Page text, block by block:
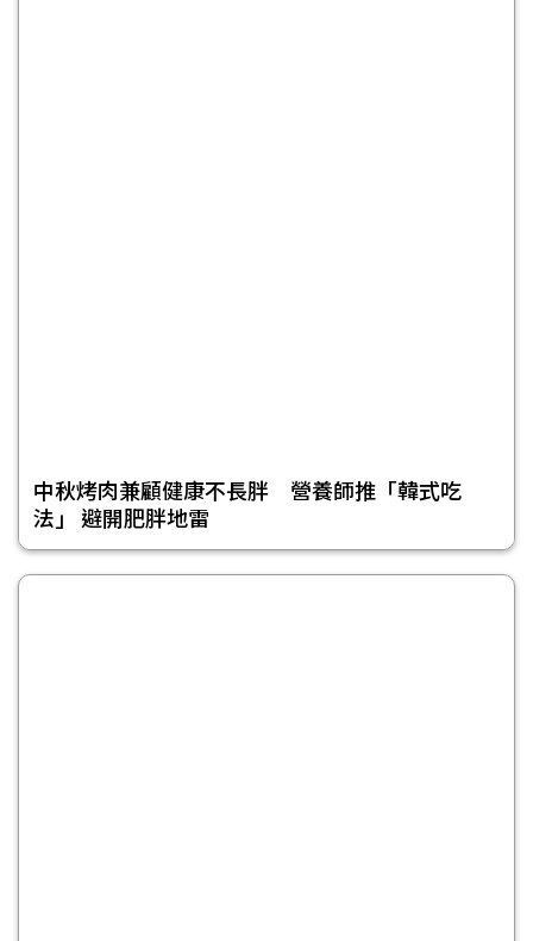
中秋烤肉兼顧健康不長胖 營養師推「韓式吃
法」 避開肥胖地雷